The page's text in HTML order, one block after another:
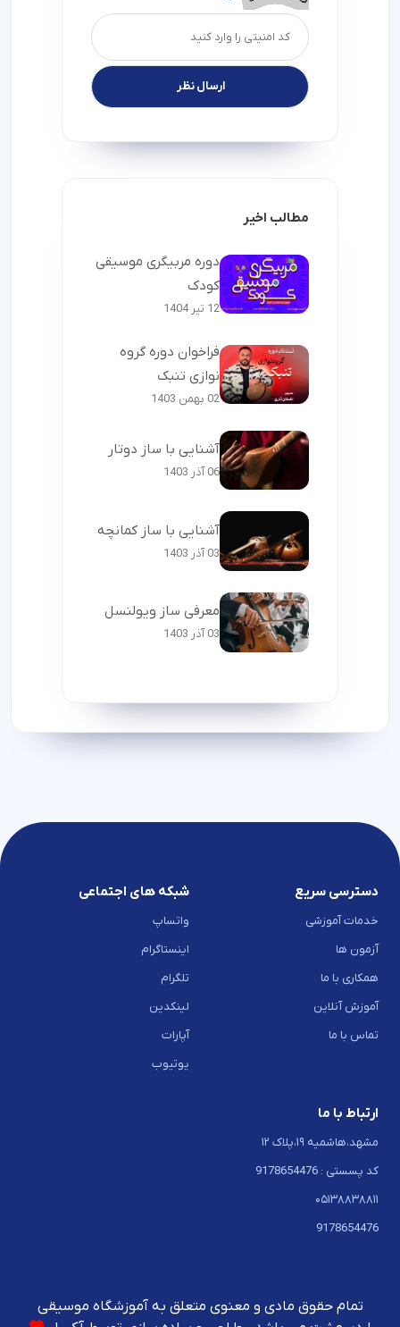
مطالب اخیر
دوره مربیگری موسیقی
کودک
12 تیر 1404
فراخوان دوره گروه
نوازی تنبک
02 بهمن 1403
آشنایی با ساز دوتار
06 آذر 1403
آشنایی با ساز کمانچه
03 آذر 1403
معرفی ساز ویولنسل
03 آذر 1403
دسترسی سریع
خدمات آموزشی
آزمون ها
همکاری با ما
آموزش آنلاین
تماس با ما
شبکه های اجتماعی
واتساپ
اینستاگرام
تلگرام
لینکدین
آپارات
یوتیوب
ارتباط با ما
مشهد،هاشمیه ۱۹،پلاک ۱۲
کد پسستی : 9178654476
۰۵۱۳۸۸۳۸۸۱۱
9178654476
تمام حقوق مادی و معنوی متعلق به آموزشگاه موسیقی